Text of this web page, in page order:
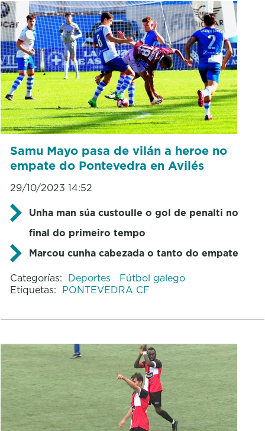
Samu Mayo pasa de vilán a heroe no
empate do Pontevedra en Avilés
29/10/2023 14:52
Unha man súa custoulle o gol de penalti no
final do primeiro tempo
Marcou cunha cabezada o tanto do empate
Categorías: Deportes
Fútbol galego
Etiquetas: PONTEVEDRA CF